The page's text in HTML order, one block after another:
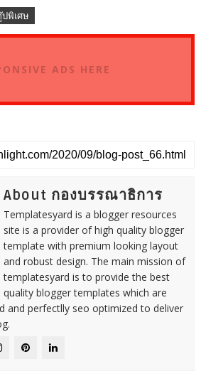
พิเศษ
ADS HERE
About กองบรรณาธิการ
Templatesyard is a blogger resources
site is a provider of high quality blogger
template with premium looking layout
and robust design. The main mission of
templatesyard is to provide the best
quality blogger templates which are
and perfectlly seo optimized to deliver